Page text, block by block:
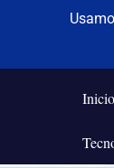
Frases,
Humor,
Inicio